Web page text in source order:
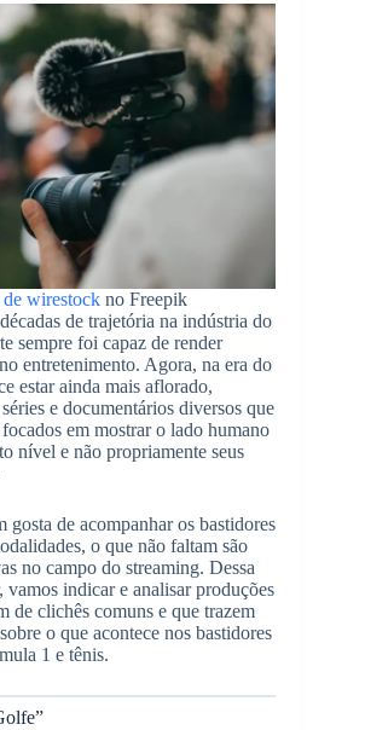
wirestockno Freepik
de trajetória na indústria do
sempre foi capaz de render
entretenimento. Agora, na era do
estar ainda mais aflorado,
e documentários diversos que
em mostrar o lado humano
nível e não propriamente seus
gosta de acompanhar os bastidores
o que não faltam são
no campo do streaming. Dessa
vamos indicar e analisar produções
de clichês comuns e que trazem
o que acontece nos bastidores
1 e tênis.